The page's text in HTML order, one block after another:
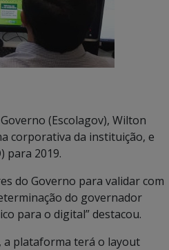
(Escolagov), Wilton
corporativa da instituição, e
para 2019.
do Governo para validar com
do governador
para o digital” destacou.
a plataforma terá o layout